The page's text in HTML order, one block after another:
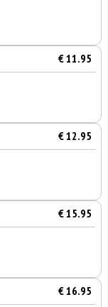
€ 11.95
€ 12.95
€ 15.95
€ 16.95